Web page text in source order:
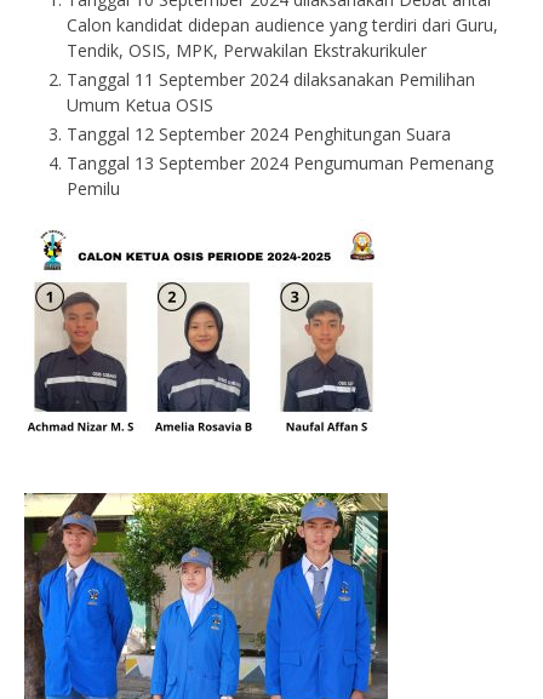
Calon kandidat didepan audience yang terdiri dari Guru,
Tendik, OSIS, MPK, Perwakilan Ekstrakurikuler
Tanggal 11 September 2024 dilaksanakan Pemilihan
Umum Ketua OSIS
Tanggal 12 September 2024 Penghitungan Suara
Tanggal 13 September 2024 Pengumuman Pemenang
Pemilu